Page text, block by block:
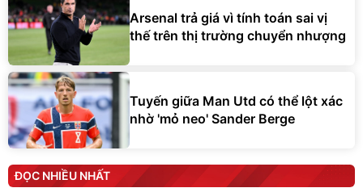
Arsenal trả giá vì tính toán sai vị
thế trên thị trường chuyển nhượng
Tuyến giữa Man Utd có thể lột xác
nhờ 'mỏ neo' Sander Berge
ĐỌC NHIỀU NHẤT